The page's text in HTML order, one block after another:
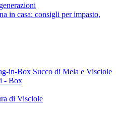
in casa: consigli per impasto,
in-Box Succo di Mela e Visciole
- Box
di Visciole